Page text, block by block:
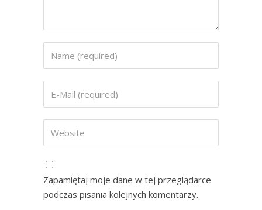
Zapamiętaj moje dane w tej przeglądarce
podczas pisania kolejnych komentarzy.